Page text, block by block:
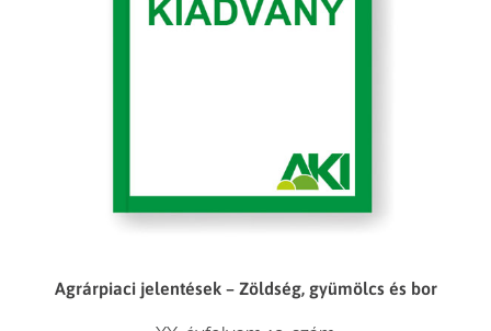
Agrárpiaci jelentések – Zöldség, gyümölcs és bor